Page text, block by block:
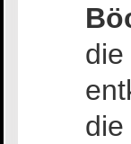
die